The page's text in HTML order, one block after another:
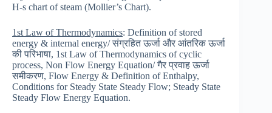
H-s chart of steam (Mollier’s Chart).
1st Law of Thermodynamics: Definition of stored
energy & internal energy/ संग्रहित ऊर्जा और आंतरिक ऊर्जा
की परिभाषा, 1st Law of Thermodynamics of cyclic
process, Non Flow Energy Equation/ गैर प्रवाह ऊर्जा
समीकरण, Flow Energy & Definition of Enthalpy,
Conditions for Steady State Steady Flow; Steady State
Steady Flow Energy Equation.